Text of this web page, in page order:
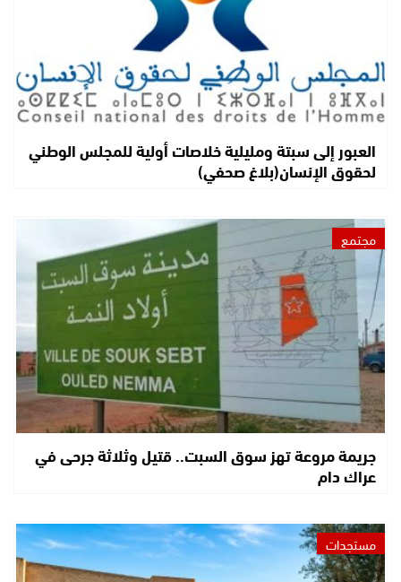
العبور إلى سبتة ومليلية خلاصات أولية للمجلس الوطني
لحقوق الإنسان(بلاغ صحفي)
مجتمع
جريمة مروعة تهز سوق السبت.. قتيل وثلاثة جرحى في
عراك دام
مستجدات